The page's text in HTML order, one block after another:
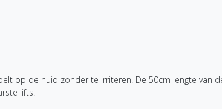
op de huid zonder te irriteren. De 50cm lengte van
lifts.